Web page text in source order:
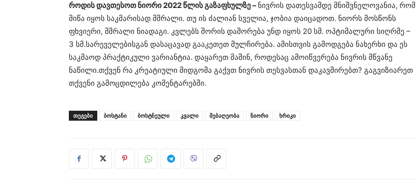
როდის დავთესოთ ნიორი 2022 წლის გაზაფხულზე – ნივრის დათესვამდე მნიშვნელოვანია, რომ
მიწა იყოს საკმარისად მშრალი. თუ ის ძალიან სველია, ჯობია დაიცადოთ. ნიორს მოსწონს
ფხვიერი, მშრალი ნიადაგი. კვლებს შორის დაშორება უნდ იყოს 20 სმ. ოპტიმალური სიღრმე –
3 სმ.სარეველებისგან დასაცავად გააკეთეთ მულჩირება. ამისთვის გამოდგება ნახერხი და ეს
საკმაოდ პრაქტიკული ვარიანტია. დაყარეთ მაშინ, როდესაც ამოიწვერება ნივრის მწვანე
ნაწილი.თქვენ რა კრეატიული მიდგომა გაქვთ ნივრის თესვასთან დაკავშირებთ? გაგვიზიარეთ
თქვენი გამოცდილება კომენტარებში.
ᲗᲔᲒᲔᲑᲘ ბოსტანი ბოსტნეული კვალი მებაღეობა ნიორი ხრიკი